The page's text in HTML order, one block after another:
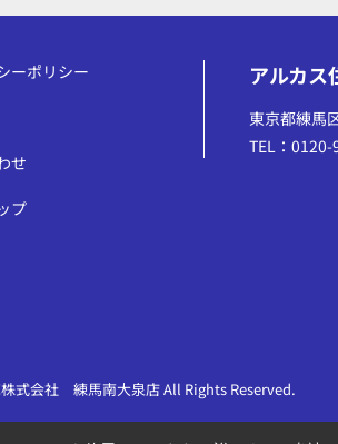
ーポリシー
せ
プ
アルカ
東京都練馬
TEL：
式会社 練馬南大泉店 All Rights Reserved.